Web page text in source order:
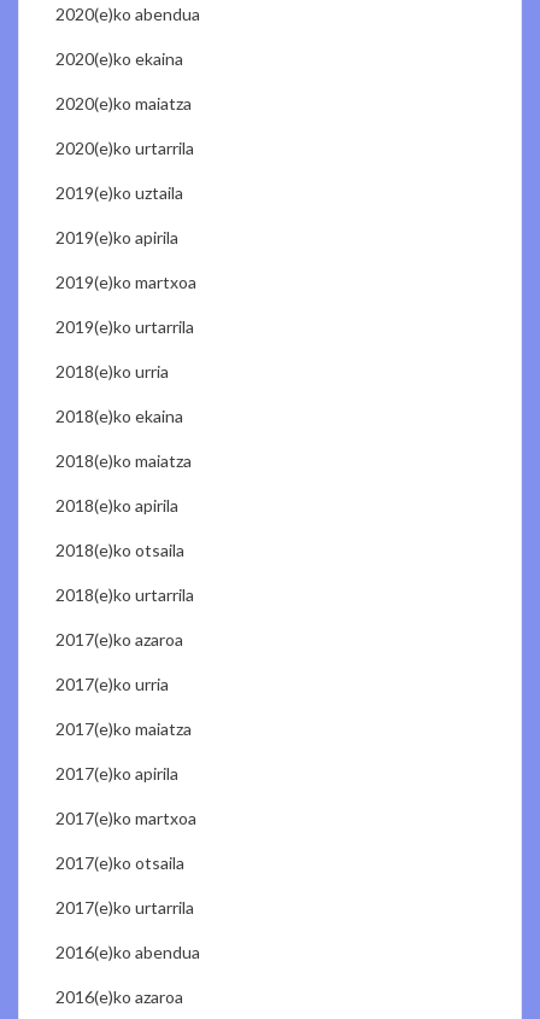
2020(e)ko abendua
2020(e)ko ekaina
2020(e)ko maiatza
2020(e)ko urtarrila
2019(e)ko uztaila
2019(e)ko apirila
2019(e)ko martxoa
2019(e)ko urtarrila
2018(e)ko urria
2018(e)ko ekaina
2018(e)ko maiatza
2018(e)ko apirila
2018(e)ko otsaila
2018(e)ko urtarrila
2017(e)ko azaroa
2017(e)ko urria
2017(e)ko maiatza
2017(e)ko apirila
2017(e)ko martxoa
2017(e)ko otsaila
2017(e)ko urtarrila
2016(e)ko abendua
2016(e)ko azaroa